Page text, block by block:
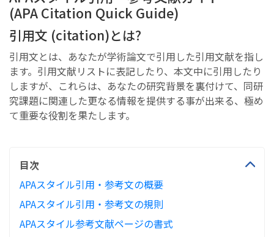
(APA Citation Quick Guide)
引用文 (citation)とは?
引用文とは、あなたが学術論文で引用した引用文献を指し
ます。引用文献リストに表記したり、本文中に引用したり
しますが、これらは、あなたの研究背景を裏付けて、同研
究課題に関連した更なる情報を提供する事が出来る、極め
て重要な役割を果たします。
目次
APAスタイル引用・参考文の概要
APAスタイル引用・参考文の規則
APAスタイル参考文献ページの書式